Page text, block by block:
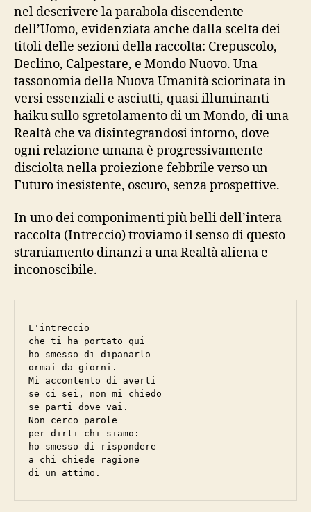
nel descrivere la parabola discendente
dell’Uomo, evidenziata anche dalla scelta dei
titoli delle sezioni della raccolta: Crepuscolo,
Declino, Calpestare, e Mondo Nuovo. Una
tassonomia della Nuova Umanità sciorinata in
versi essenziali e asciutti, quasi illuminanti
haiku sullo sgretolamento di un Mondo, di una
Realtà che va disintegrandosi intorno, dove
ogni relazione umana è progressivamente
disciolta nella proiezione febbrile verso un
Futuro inesistente, oscuro, senza prospettive.
In uno dei componimenti più belli dell’intera
raccolta (Intreccio) troviamo il senso di questo
straniamento dinanzi a una Realtà aliena e
inconoscibile.
L'intreccio
che ti ha portato qui
ho smesso di dipanarlo
ormai da giorni.
Mi accontento di averti
se ci sei, non mi chiedo
se parti dove vai.
Non cerco parole
per dirti chi siamo:
ho smesso di rispondere
a chi chiede ragione
di un attimo.